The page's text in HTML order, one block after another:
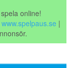
online!
www.spelpaus.se |